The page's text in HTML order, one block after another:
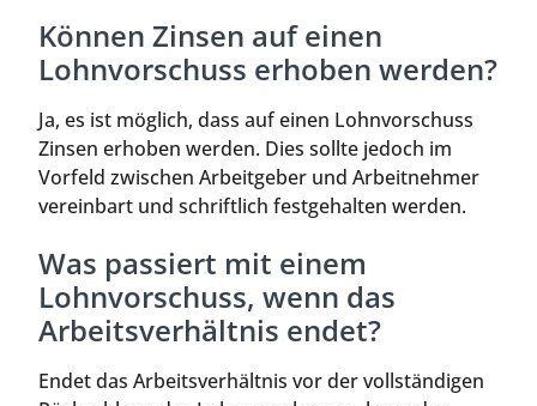
Können Zinsen auf einen
Lohnvorschuss erhoben werden?
Ja, es ist möglich, dass auf einen Lohnvorschuss
Zinsen erhoben werden. Dies sollte jedoch im
Vorfeld zwischen Arbeitgeber und Arbeitnehmer
vereinbart und schriftlich festgehalten werden.
Was passiert mit einem
Lohnvorschuss, wenn das
Arbeitsverhältnis endet?
Endet das Arbeitsverhältnis vor der vollständigen